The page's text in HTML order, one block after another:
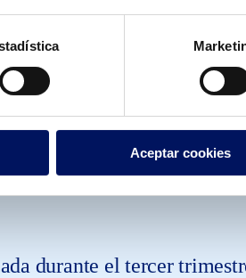
Aceptar cookies
en el tercer
margen bruto y al
durante el tercer